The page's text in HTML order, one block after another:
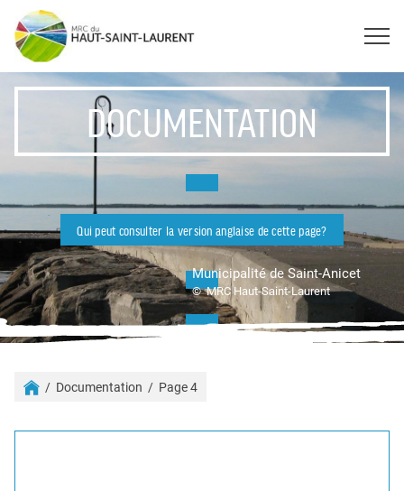
DOCUMENTATION
Qui peut consulter la version anglaise de cette page?
Municipalité de Saint-Anicet
© MRC Haut-Saint-Laurent
Documentation Page 4